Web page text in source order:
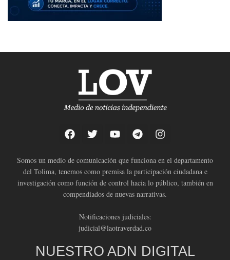
Somos un medio de comunicación que funciona en el departamento
del Tolima, tenemos como premisa la participación ciudadana e
investigación como función de control hacia lo público, también en
compendiados de nuevas narrativas.
Notificaciones judiciales:
judicial@laotraverdad.co
NUESTRO ADN DIGITAL